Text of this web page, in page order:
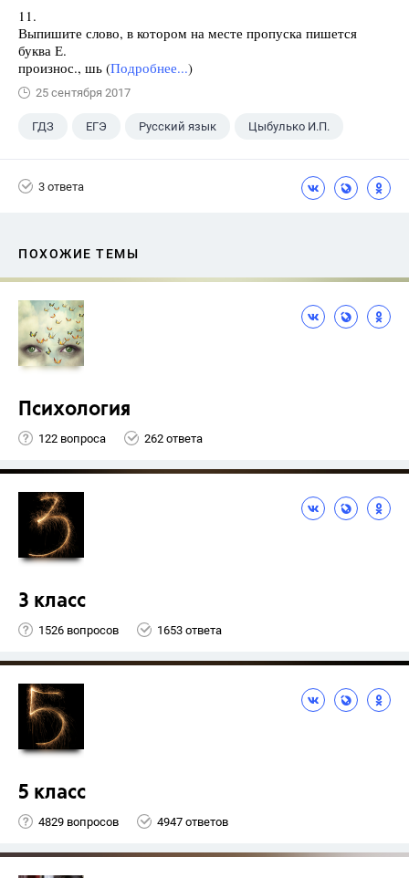
11.
Выпишите слово, в котором на месте пропуска пишется
буква Е.
произнос., шь (Подробнее...)
25 сентября 2017
ГДЗ ЕГЭ Русский язык Цыбулько И.П.
3 ответа
ПОХОЖИЕ ТЕМЫ
Психология
122 вопроса 262 ответа
3 класс
1526 вопросов 1653 ответа
5 класс
4829 вопросов 4947 ответов